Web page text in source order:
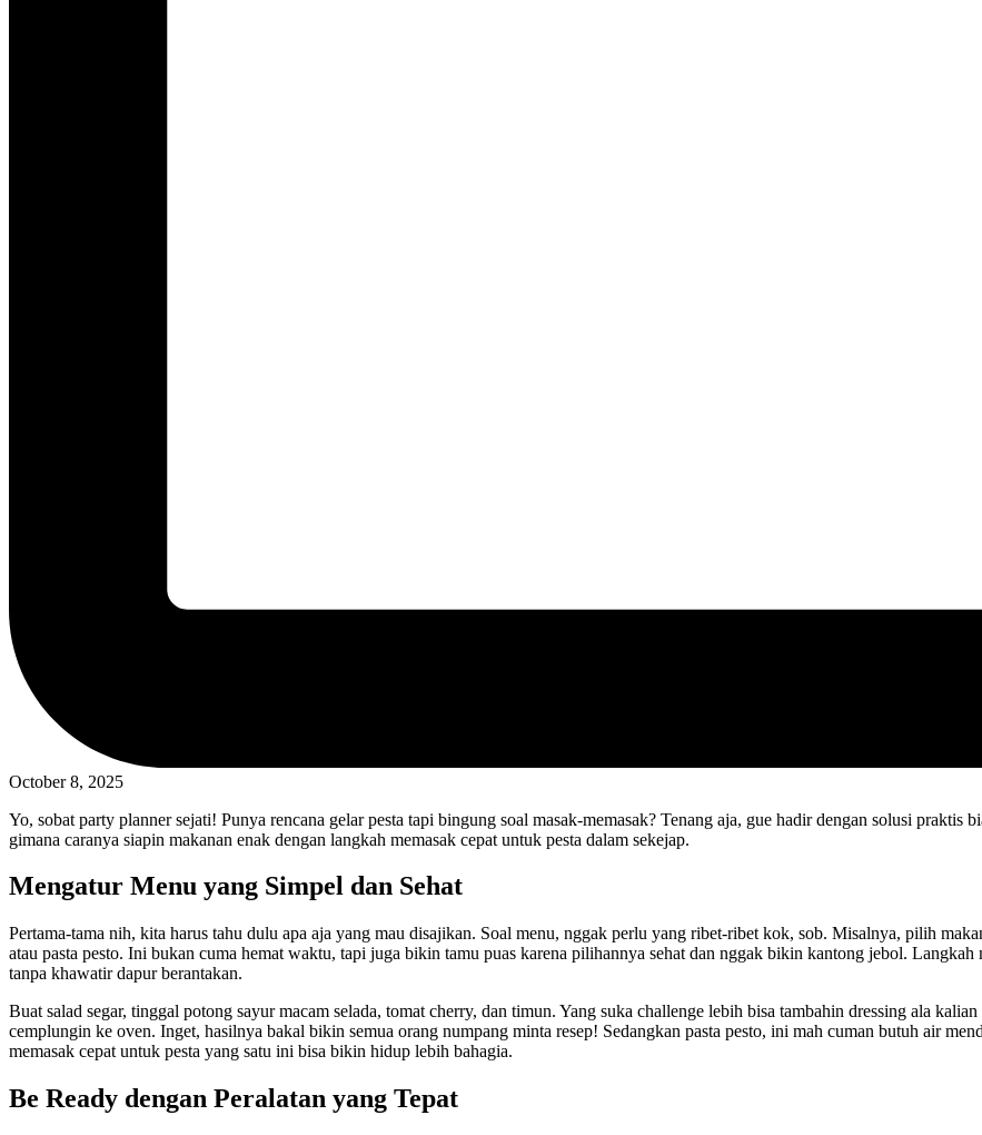
October 8, 2025
Yo, sobat party planner sejati! Punya rencana gelar pesta tapi bingung soal masak-memasak? Tenang aja, gue hadir dengan solusi
gimana caranya siapin makanan enak dengan langkah memasak cepat untuk pesta dalam sekejap.
Mengatur Menu yang Simpel dan Sehat
Pertama-tama nih, kita harus tahu dulu apa aja yang mau disajikan. Soal menu, nggak perlu yang ribet-ribet kok, sob. Misalnya, pilih
atau pasta pesto. Ini bukan cuma hemat waktu, tapi juga bikin tamu puas karena pilihannya sehat dan nggak bikin kantong jebol.
tanpa khawatir dapur berantakan.
Buat salad segar, tinggal potong sayur macam selada, tomat cherry, dan timun. Yang suka challenge lebih bisa tambahin dressing ala
cemplungin ke oven. Inget, hasilnya bakal bikin semua orang numpang minta resep! Sedangkan pasta pesto, ini mah cuman butuh air
memasak cepat untuk pesta yang satu ini bisa bikin hidup lebih bahagia.
Be Ready dengan Peralatan yang Tepat